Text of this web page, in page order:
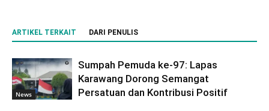
ARTIKEL TERKAIT DARI PENULIS
News
Sumpah Pemuda ke-97: Lapas
Karawang Dorong Semangat
Persatuan dan Kontribusi Positif